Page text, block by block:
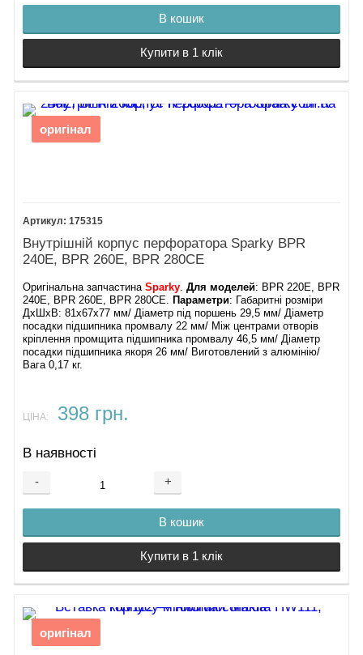
В кошик
Купити в 1 клік
оригінал
175315
Внутрішній корпус перфоратора Sparky BPR
240E, BPR 260E, BPR 280CE
Оригінальна запчастинаSparky .Для моделей: BPR 220E, BPR
240E, BPR 260E, BPR 280СE.
Параметри: Габаритні розміри
ДхШхВ: 81х67х77 мм/ Діаметр під поршень 29,5 мм/ Діаметр
посадки підшипника промвалу 22 мм/ Між центрами отворів
кріплення промщита підшипника промвалу 46,5 мм/ Діаметр
посадки підшипника якоря 26 мм/ Виготовлений з алюмінію/
Вага 0,17 кг.
ЦІНА: 398 грн.
В наявності
- +
В кошик
Купити в 1 клік
оригінал